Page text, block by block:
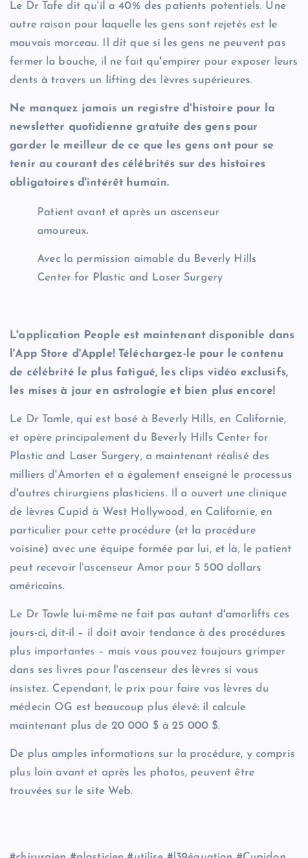
Le Dr Tafe dit qu'il a 40% des patients potentiels. Une
autre raison pour laquelle les gens sont rejetés est le
mauvais morceau. Il dit que si les gens ne peuvent pas
fermer la bouche, il ne fait qu'empirer pour exposer leurs
dents à travers un lifting des lèvres supérieures.
Ne manquez jamais un registre d'histoire pour la
newsletter quotidienne gratuite des gens pour
garder le meilleur de ce que les gens ont pour se
tenir au courant des célébrités sur des histoires
obligatoires d'intérêt humain.
Patient avant et après un ascenseur
amoureux.
Avec la permission aimable du Beverly Hills
Center for Plastic and Laser Surgery
L'application People est maintenant disponible dans
l'App Store d'Apple! Téléchargez-le pour le contenu
de célébrité le plus fatigué, les clips vidéo exclusifs,
les mises à jour en astrologie et bien plus encore!
Le Dr Tamle, qui est basé à Beverly Hills, en Californie,
et opère principalement du Beverly Hills Center for
Plastic and Laser Surgery, a maintenant réalisé des
milliers d'Amorten et a également enseigné le processus
d'autres chirurgiens plasticiens. Il a ouvert une clinique
de lèvres Cupid à West Hollywood, en Californie, en
particulier pour cette procédure (et la procédure
voisine) avec une équipe formée par lui, et là, le patient
peut recevoir l'ascenseur Amor pour 5 500 dollars
américains.
Le Dr Tawle lui-même ne fait pas autant d'amorlifts ces
jours-ci, dit-il – il doit avoir tendance à des procédures
plus importantes – mais vous pouvez toujours grimper
dans ses livres pour l'ascenseur des lèvres si vous
insistez. Cependant, le prix pour faire vos lèvres du
médecin OG est beaucoup plus élevé: il calcule
maintenant plus de 20 000 $ à 25 000 $.
De plus amples informations sur la procédure, y compris
plus loin avant et après les photos, peuvent être
trouvées sur le site Web.